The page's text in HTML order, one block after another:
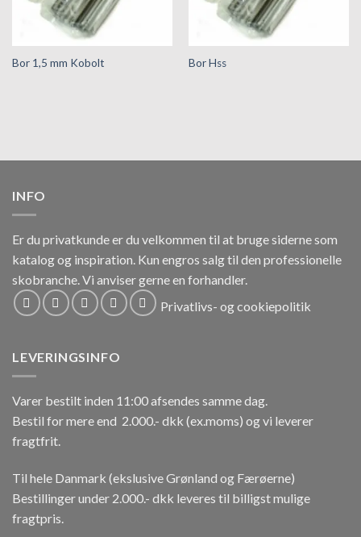
Bor 1,5 mm Kobolt Bor Hss
INFO
Er du privatkunde er du velkommen til at bruge siderne som
katalog og inspiration. Kun engros salg til den professionelle
skobranche.Vi anviser gerne en forhandler.
Privatlivs- og cookiepolitik
LEVERINGSINFO
Varer bestilt inden 11:00 afsendes samme dag.
Bestil for mere end 2.000.- dkk (ex.moms) og vi leverer
fragtfrit.
Til hele Danmark (ekslusive Grønland og Færøerne)
Bestillinger under 2.000.- dkk leveres til billigst mulige
fragtpris.